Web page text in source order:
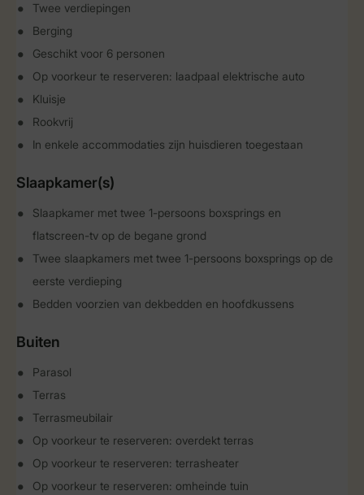
Twee verdiepingen
Berging
Geschikt voor 6 personen
Op voorkeur te reserveren: laadpaal elektrische auto
Kluisje
Rookvrij
In enkele accommodaties zijn huisdieren toegestaan
Slaapkamer(s)
Slaapkamer met twee 1-persoons boxsprings en
flatscreen-tv op de begane grond
Twee slaapkamers met twee 1-persoons boxsprings op de
eerste verdieping
Bedden voorzien van dekbedden en hoofdkussens
Buiten
Parasol
Terras
Terrasmeubilair
Op voorkeur te reserveren: overdekt terras
Op voorkeur te reserveren: terrasheater
Op voorkeur te reserveren: omheinde tuin